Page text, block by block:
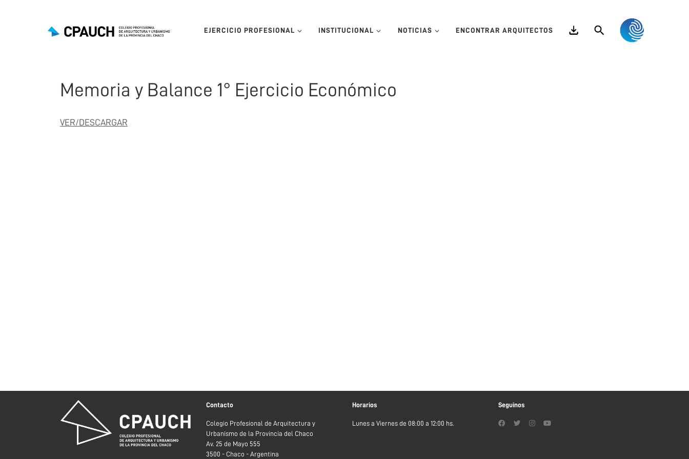
EJERCICIO PROFESIONAL INSTITUCIONAL NOTICIAS ENCONTRAR ARQUITECTOS Search
Memoria y Balance 1° Ejercicio Económico
VER/DESCARGAR
Contacto
Colegio Profesional de Arquitectura y
Urbanismo de la Provincia del Chaco
Av. 25 de Mayo 555
3500 - Chaco - Argentina
Horarios
Lunes a Viernes de 08:00 a 12:00 hs.
Seguinos